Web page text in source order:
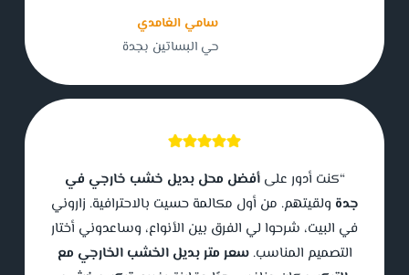
سامي الغامدي
حي البساتين بجدة
“كنت أدور علىأفضل محل بديل خشب خارجي في
جدة ولقيتهم. من أول مكالمة حسيت بالاحترافية. زاروني
في البيت، شرحوا لي الفرق بين الأنواع، وساعدوني أختار
التصميم المناسب.سعر متر بديل الخشب الخارجي مع